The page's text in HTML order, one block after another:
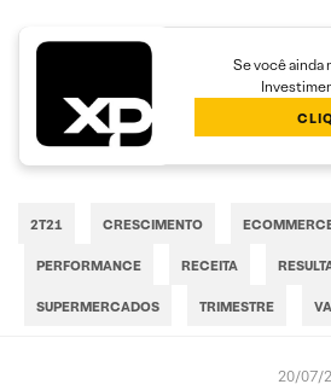
Se você ainda
2T21 CRESCIMENTO
PERFORMANCE RECEITA
SUPERMERCADOS TRIMESTRE
20/07/